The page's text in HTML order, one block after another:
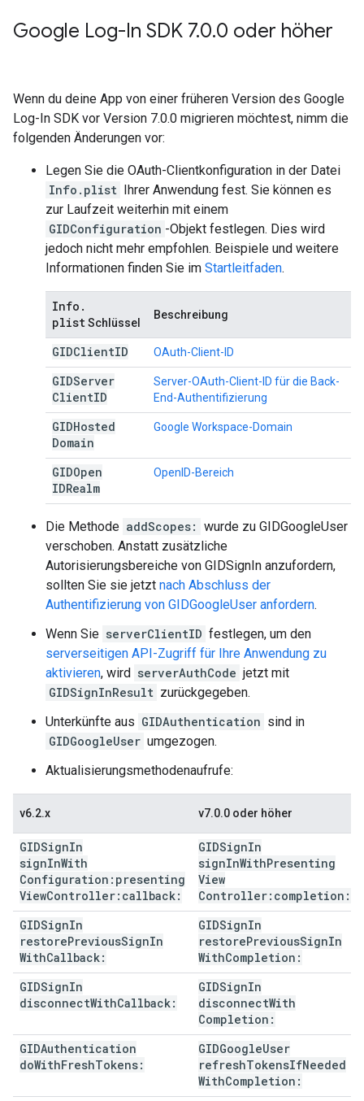
Google Log-In SDK 7.0.0 oder höher
Wenn du deine App von einer früheren Version des Google
Log-In SDK vor Version 7.0.0 migrieren möchtest, nimm die
folgenden Änderungen vor:
Legen Sie die OAuth-Clientkonfiguration in der Datei
Info.plist Ihrer Anwendung fest. Sie können es
zur Laufzeit weiterhin mit einem
GIDConfiguration -Objekt festlegen. Dies wird
jedoch nicht mehr empfohlen. Beispiele und weitere
Informationen finden Sie im Startleitfaden.
Info .
plistSchlüssel
Beschreibung
GIDClientID OAuth-Client-ID
GIDServer
ClientID
Server-OAuth-Client-ID für die Back-
End-Authentifizierung
GIDHosted
Domain
Google Workspace-Domain
GIDOpen
IDRealm
OpenID-Bereich
Die Methode addScopes: wurde zu GIDGoogleUser
verschoben. Anstatt zusätzliche
Autorisierungsbereiche von GIDSignIn anzufordern,
sollten Sie sie jetzt nach Abschluss der
Authentifizierung von GIDGoogleUser anfordern.
Wenn Sie serverClientID festlegen, um den
serverseitigen API-Zugriff für Ihre Anwendung zu
aktivieren, wird serverAuthCode jetzt mit
GIDSignInResult zurückgegeben.
Unterkünfte aus GIDAuthentication sind in
GIDGoogleUser umgezogen.
Aktualisierungsmethodenaufrufe:
v6.2.x v7.0.0 oder höher
GIDSignIn
signInWith
Configuration:presenting
ViewController:callback:
GIDSignIn
signInWithPresenting
View
Controller:completion:
GIDSignIn
restorePreviousSignIn
WithCallback:
GIDSignIn
restorePreviousSignIn
WithCompletion:
GIDSignIn
disconnectWithCallback:
GIDSignIn
disconnectWith
Completion:
GIDAuthentication
doWithFreshTokens:
GIDGoogleUser
refreshTokensIfNeeded
WithCompletion: